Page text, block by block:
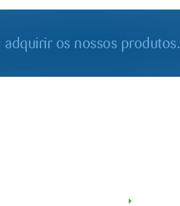
adquirir os nossos produtos.